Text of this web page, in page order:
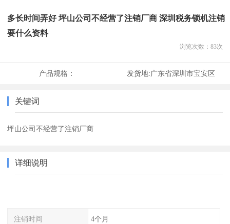
多长时间弄好 坪山公司不经营了注销厂商 深圳税务锁机注销
要什么资料
浏览次数： 83次
产品规格： 发货地:广东省深圳市宝安区
关键词
坪山公司不经营了注销厂商
详细说明
注销时间 4个月